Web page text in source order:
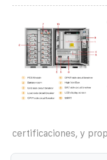
certificaciones, y